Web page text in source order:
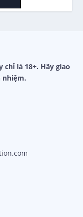
chỉ là 18+. Hãy giao
nhiệm.